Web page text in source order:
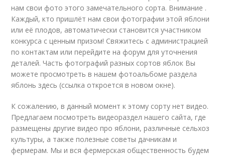
нам свои фото этого замечательного сорта. Внимание .
Каждый, кто пришлёт нам свои фотографии этой яблони
или её плодов, автоматически становится участником
конкурса с ценным призом! Свяжитесь с администрацией
по контактам или перейдите на форум для уточнения
деталей. Часть фотографий разных сортов яблок Вы
можете просмотреть в нашем фотоальбоме раздела
яблонь здесь (ссылка откроется в новом окне).
К сожалению, в данный момент к этому сорту нет видео.
Предлагаем посмотреть видеораздел нашего сайта, где
размещены другие видео про яблони, различные сельхоз
культуры, а также полезные советы дачникам и
фермерам. Мы и вся фермерская общественность будем